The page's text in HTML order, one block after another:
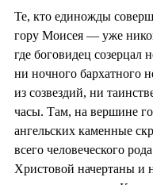
Те, кто единожды
гору Моисея — уже
где боговидец
ни ночного бархатного
из созвездий, ни
часы. Там, на вершине
ангельских каменные
всего человеческого
Христовой начертаны и